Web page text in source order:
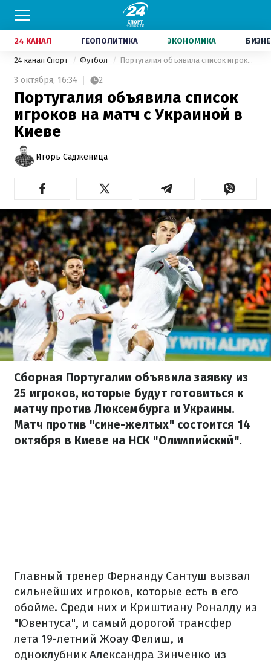
24 КАНАЛ ГЕОПОЛИТИКА ЭКОНОМИКА
24 канал Спорт Футбол Португалия объявила список игроков на матч с Украиной в Киеве
3 октября, 16:34 2
Португалия объявила список
игроков на матч с Украиной в
Киеве
Игорь Садженица
Сборная Португалии объявила заявку из
25 игроков, которые будут готовиться к
матчу против Люксембурга и Украины.
Матч против "сине-желтых" состоится 14
октября в Киеве на НСК "Олимпийский".
Главный тренер Фернанду Сантуш вызвал
сильнейших игроков, которые есть в его
обойме. Среди них и Криштиану Роналду из
"Ювентуса", и самый дорогой трансфер
лета 19-летний Жоау Фелиш, и
одноклубник Александра Зинченко из